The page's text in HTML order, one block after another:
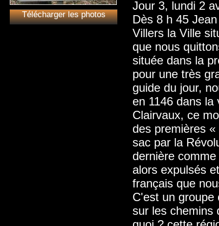
Télécharger les photos
Jour 3, lundi 2
Dès 8 h 45
Villers la Ville
que nous
située dans la
pour une très
guide du jour,
en 1146 dans
Clairvaux, ce
des premières
sac par la
dernière
alors expulsés
français que
C'est un groupe
sur les chemins